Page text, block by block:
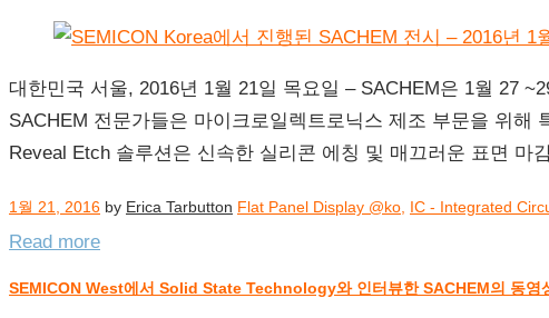
대한민국 서울, 2016년 1월 21일 목요일 – SACHEM은 1월 27
SACHEM 전문가들은 마이크로일렉트로닉스 제조 부문을 위
Reveal Etch 솔루션은 신속한 실리콘 에칭 및 매끄러운 표면
1월 21, 2016 by Erica Tarbutton Flat Panel Display @ko IC - Integrated
Read more
SEMICON West에서 Solid State Technology와 인터뷰한 SACHEM의 동영